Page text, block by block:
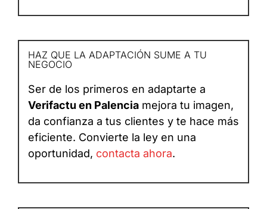
HAZ QUE LA ADAPTACIÓN SUME A TU
NEGOCIO
Ser de los primeros en adaptarte a
Verifactu en Palencia mejora tu imagen,
da confianza a tus clientes y te hace más
eficiente. Convierte la ley en una
oportunidad, contacta ahora.